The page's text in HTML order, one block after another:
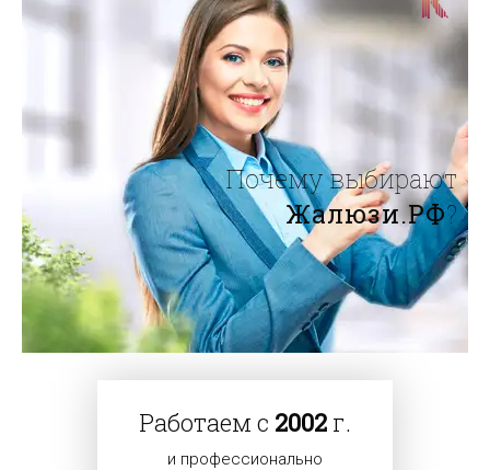
Почему выбирают
Жалюзи.РФ?
Работаем с 2002 г.
и профессионально